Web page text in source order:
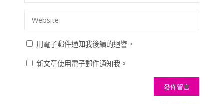
用電子郵件通知我後續的迴響。
新文章使用電子郵件通知我。